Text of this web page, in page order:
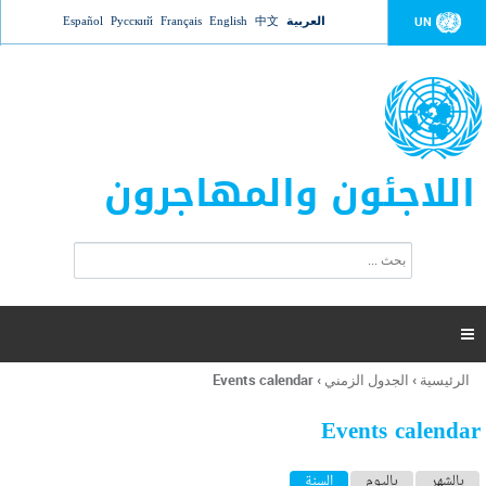
Jump to navigation UN العربية 中文
English
Français
Русский
Español
اللاجئون والمهاجرون
ت
ر
ل
ح
ب

أنت
هنا
الرئيسية › الجدول الزمني ›
Events calendar
Events calendar